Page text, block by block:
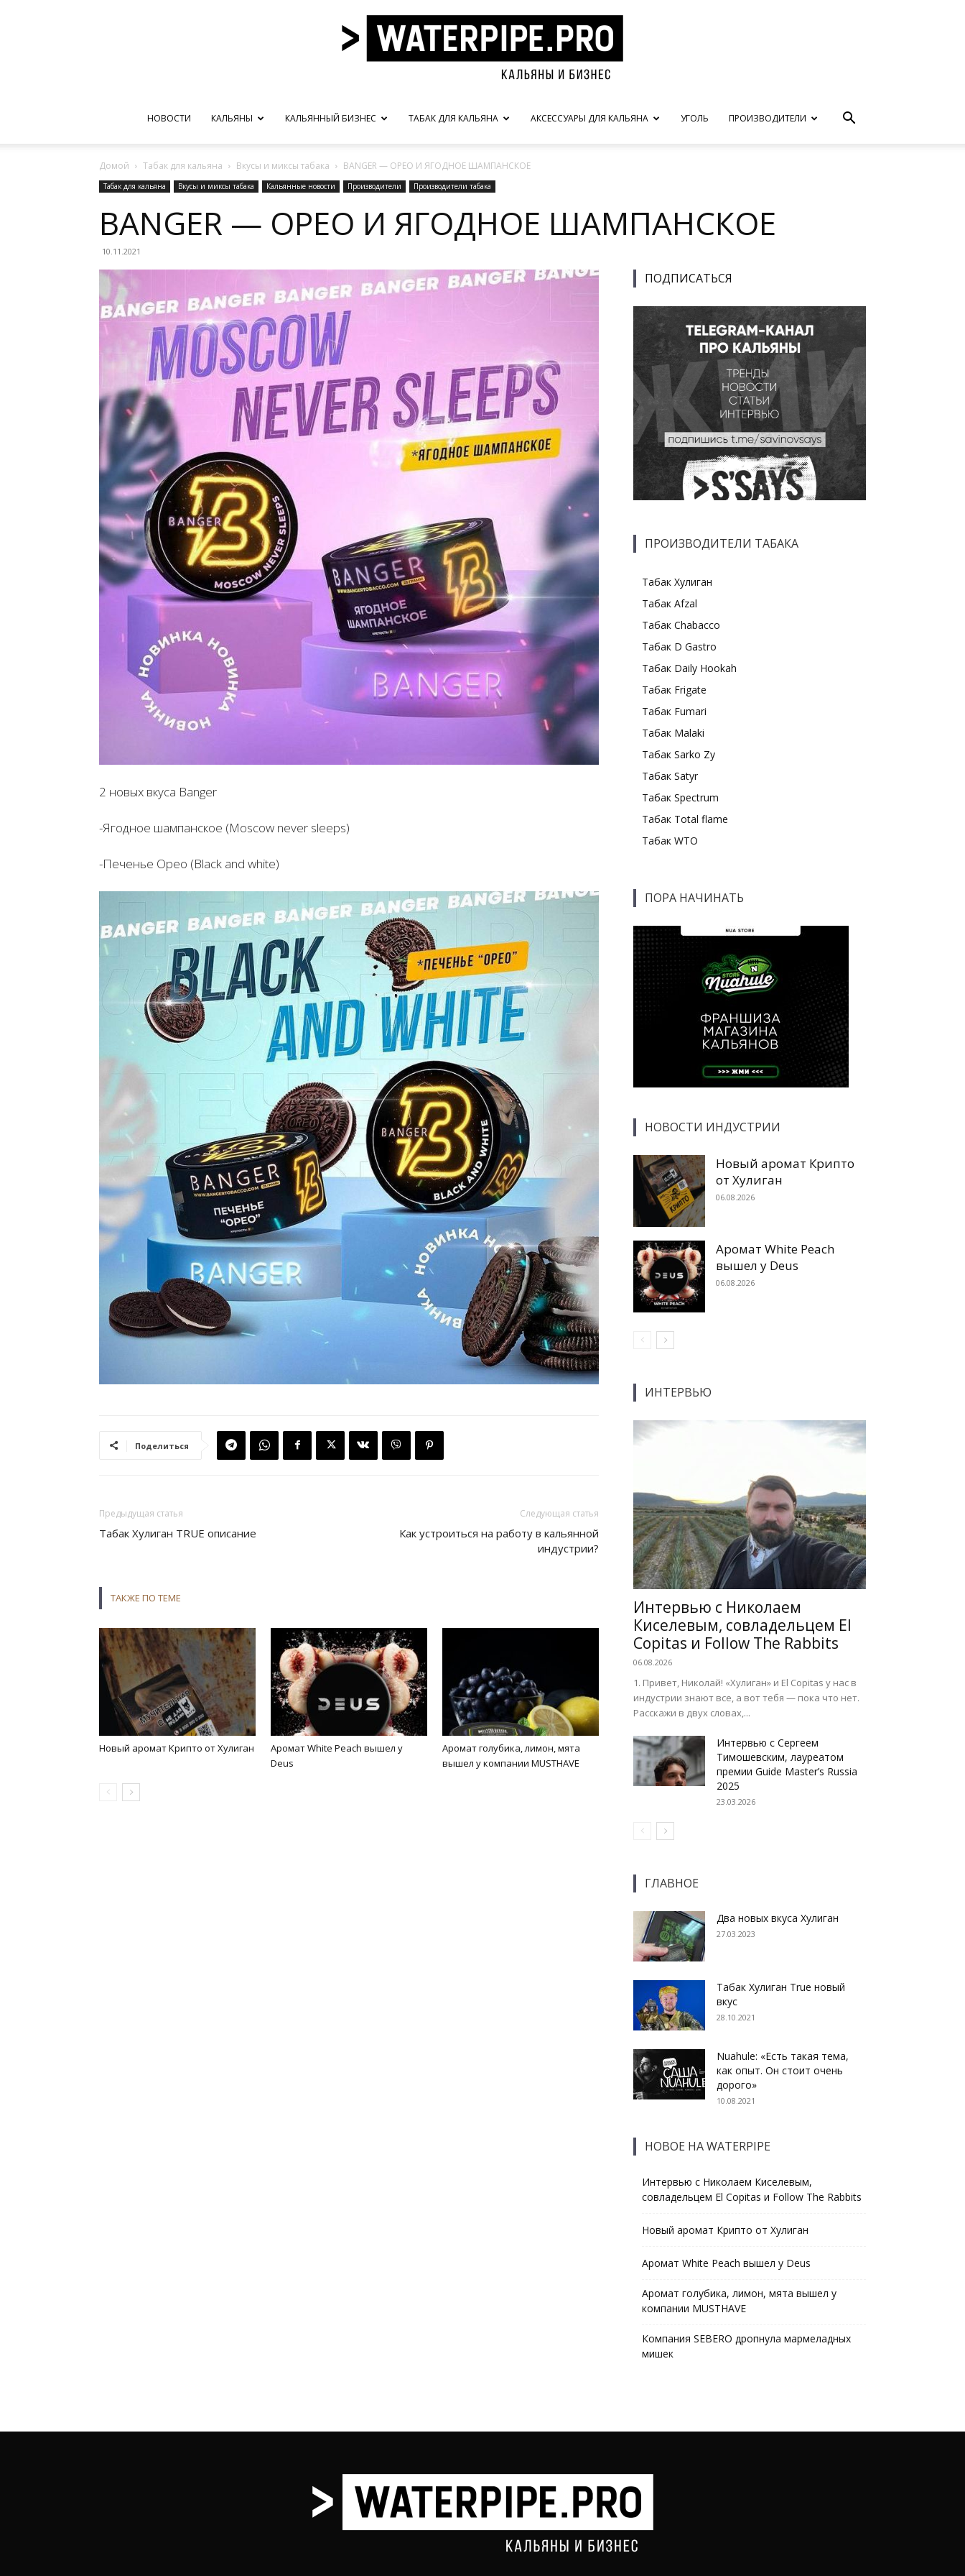
НОВОСТИ КАЛЬЯНЫ КАЛЬЯННЫЙ БИЗНЕС ТАБАК ДЛЯ КАЛЬЯНА АКСЕССУАРЫ ДЛЯ КАЛЬЯНА УГОЛЬ ПРОИЗВОДИТЕЛИ
Домой Табак для кальяна Вкусы и миксы табака BANGER — ОРЕО И ЯГОДНОЕ ШАМПАНСКОЕ
Табак для кальяна Вкусы и миксы табака Кальянные новости Производители Производители табака
BANGER — ОРЕО И ЯГОДНОЕ ШАМПАНСКОЕ
10.11.2021
2 новых вкуса Banger
-Ягодное шампанское (Moscow never sleeps)
-Печенье Орео (Black and white)
Поделиться
Предыдущая статья
Табак Хулиган TRUE описание
Следующая статья
Как устроиться на работу в кальянной
индустрии?
ТАКЖЕ ПО ТЕМЕ
Новый аромат Крипто от Хулиган
Аромат White Peach вышел у
Deus
Аромат голубика, лимон, мята
вышел у компании MUSTHAVE
ПОДПИСАТЬСЯ
ПРОИЗВОДИТЕЛИ ТАБАКА
Табак Хулиган
Табак Afzal
Табак Chabacco
Табак D Gastro
Табак Daily Hookah
Табак Frigate
Табак Fumari
Табак Malaki
Табак Sarko Zy
Табак Satyr
Табак Spectrum
Табак Total flame
Табак WTO
ПОРА НАЧИНАТЬ
НОВОСТИ ИНДУСТРИИ
Новый аромат Крипто
от Хулиган
06.08.2026
Аромат White Peach
вышел у Deus
06.08.2026
ИНТЕРВЬЮ
Интервью с Николаем
Киселевым, совладельцем El
Copitas и Follow The Rabbits
06.08.2026
1. Привет, Николай! «Хулиган» и El Copitas у нас в
индустрии знают все, а вот тебя — пока что нет.
Расскажи в двух словах,...
Интервью с Сергеем
Тимошевским, лауреатом
премии Guide Master’s Russia
2025
23.03.2026
ГЛАВНОЕ
Два новых вкуса Хулиган
27.03.2023
Табак Хулиган True новый
вкус
28.10.2021
Nuahule: «Есть такая тема,
как опыт. Он стоит очень
дорого»
10.08.2021
НОВОЕ НА WATERPIPE
Интервью с Николаем Киселевым,
совладельцем El Copitas и Follow The Rabbits
Новый аромат Крипто от Хулиган
Аромат White Peach вышел у Deus
Аромат голубика, лимон, мята вышел у
компании MUSTHAVE
Компания SEBERO дропнула мармеладных
мишек